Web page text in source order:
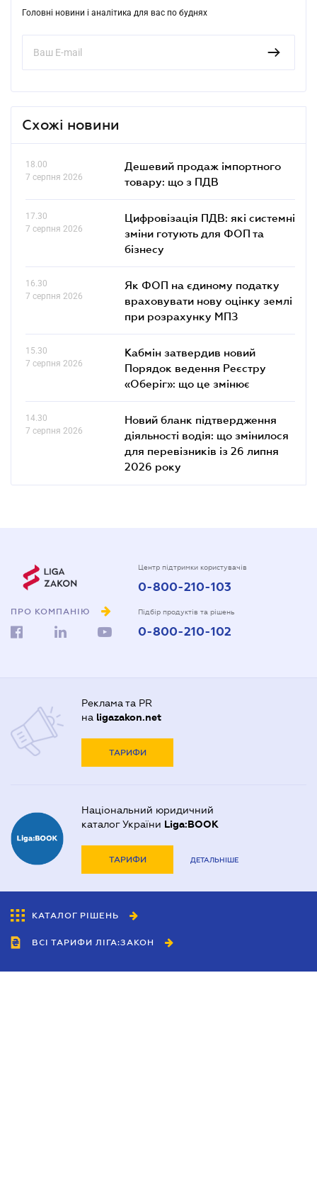
Головні новини і аналітика для вас по буднях
Схожі новини
18.00
7 серпня 2026
Дешевий продаж імпортного
товару: що з ПДВ
17.30
7 серпня 2026
Цифровізація ПДВ: які системні
зміни готують для ФОП та
бізнесу
16.30
7 серпня 2026
Як ФОП на єдиному податку
враховувати нову оцінку землі
при розрахунку МПЗ
15.30
7 серпня 2026
Кабмін затвердив новий
Порядок ведення Реєстру
«Оберіг»: що це змінює
14.30
7 серпня 2026
Новий бланк підтвердження
діяльності водія: що змінилося
для перевізників із 26 липня
2026 року
ПРО КОМПАНІЮ
Центр підтримки користувачів
0-800-210-103
Підбір продуктів та рішень
0-800-210-102
Реклама та PR
на ligazakon.net
ТАРИФИ
Національний юридичний
каталог України Liga:BOOK
ТАРИФИ ДЕТАЛЬНІШЕ
КАТАЛОГ РІШЕНЬ
ВСІ ТАРИФИ ЛІГА:ЗАКОН